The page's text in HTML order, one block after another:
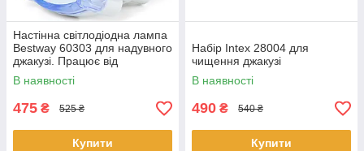
Настінна світлодіодна лампа
Bestway 60303 для надувного
джакузі. Працює від
батарейок 3 шт. «ААА»
В наявності
475 ₴ 525 ₴
Купити
Набір Intex 28004 для
чищення джакузі
В наявності
490 ₴ 540 ₴
Купити